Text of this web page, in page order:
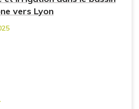
vers Lyon